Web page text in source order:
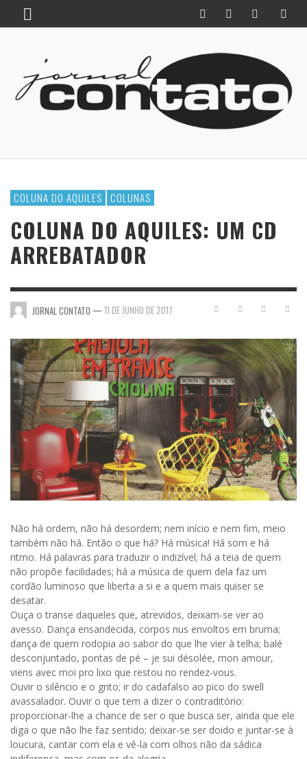
COLUNA DO AQUILES COLUNAS
COLUNA DO AQUILES: UM CD
ARREBATADOR
JORNAL CONTATO — 11 DE JUNHO DE 2017
Não há ordem, não há desordem; nem início e nem fim, meio
também não há. Então o que há? Há música! Há som e há
ritmo. Há palavras para traduzir o indizível; há a teia de quem
não propõe facilidades; há a música de quem dela faz um
cordão luminoso que liberta a si e a quem mais quiser se
desatar.
Ouça o transe daqueles que, atrevidos, deixam-se ver ao
avesso. Dança ensandecida, corpos nus envoltos em bruma;
dança de quem rodopia ao sabor do que lhe vier à telha; balé
desconjuntado, pontas de pé – je sui désolée, mon amour,
viens avec moi pro lixo que restou no rendez-vous.
Ouvir o silêncio e o grito; ir do cadafalso ao pico do swell
avassalador. Ouvir o que tem a dizer o contraditório:
proporcionar-lhe a chance de ser o que busca ser, ainda que ele
diga o que não lhe faz sentido; deixar-se ser doido e juntar-se à
loucura, cantar com ela e vê-la com olhos não da sádica